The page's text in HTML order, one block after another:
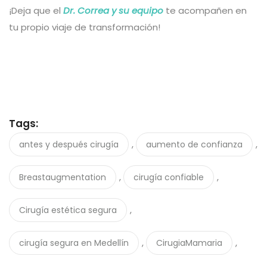
¡Deja que el Dr. Correay su equipo te acompañen en
tu propio viaje de transformación!
Tags:
antes y después cirugía , aumento de confianza ,
Breastaugmentation , cirugía confiable ,
Cirugía estética segura ,
cirugía segura en Medellín , CirugiaMamaria ,